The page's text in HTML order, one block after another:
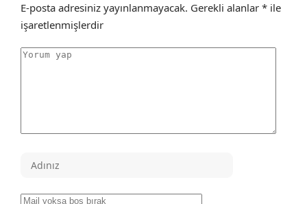
E-posta adresiniz yayınlanmayacak. Gerekli alanlar * ile
işaretlenmişlerdir